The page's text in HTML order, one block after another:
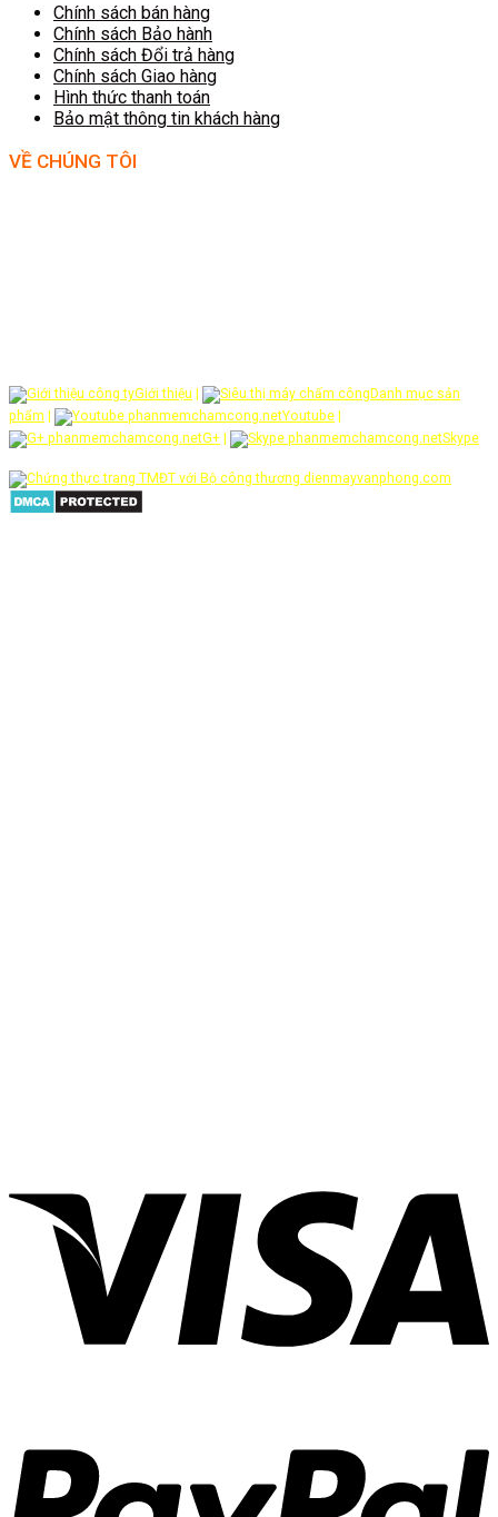
Chính sách bán hàng
Chính sách Bảo hành
Chính sách Đổi trả hàng
Chính sách Giao hàng
Hình thức thanh toán
Bảo mật thông tin khách hàng
VỀ CHÚNG TÔI
Giới thiệu
Danh mục sản
phẩm
Youtube
G+
Skype